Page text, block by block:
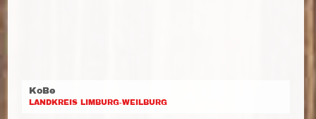
KoBe
LANDKREIS LIMBURG-WEILBURG